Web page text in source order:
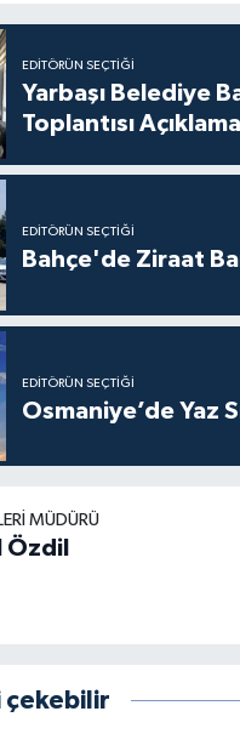
EDITÖRÜN SEÇTIĞI
Yarbaşı Belediye
Toplantısı
EDITÖRÜN SEÇTIĞI
Bahçe'de Ziraat
EDITÖRÜN SEÇTIĞI
Osmaniye’de Yaz
MÜDÜRÜ
Özdil
çekebilir